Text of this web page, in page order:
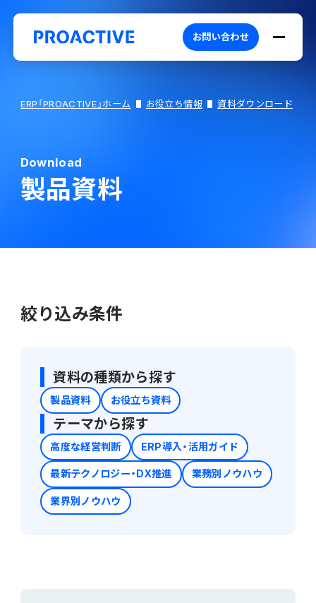
PROACTIVEとは
PROACTIVE AI
会計
管理会計
債権管理
債務管理
手形管理
業務特化型オファリング
会計
人事・給与 PROACTIVE People
販売管理 PROACTIVE Sales
生産管理 PROACTIVE Production
お役立ち情報
よくあるご質問
コラム
特集記事
お問い合わせ
ERP「PROACTIVE」ホーム お役立ち情報 資料ダウンロード
Download
製品資料
絞り込み条件
資料の種類から探す
製品資料 お役立ち資料
テーマから探す
高度な経営判断 ERP導入・活用ガイド
最新テクノロジー・DX推進 業務別ノウハウ
業界別ノウハウ